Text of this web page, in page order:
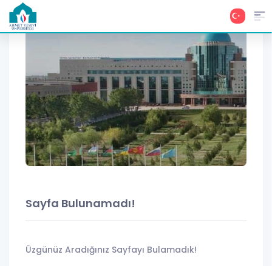
Sayfa Bulunamadı!
Üzgünüz Aradığınız Sayfayı Bulamadık!